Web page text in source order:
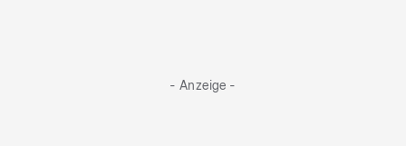
- Anzeige -